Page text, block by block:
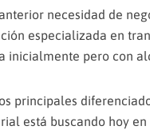
necesidad de
especializada en
inicialmente pero con
principales
está buscando hoy